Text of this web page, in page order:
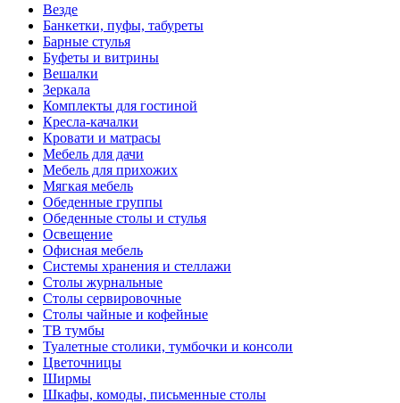
Везде
Банкетки, пуфы, табуреты
Барные стулья
Буфеты и витрины
Вешалки
Зеркала
Комплекты для гостиной
Кресла-качалки
Кровати и матрасы
Мебель для дачи
Мебель для прихожих
Мягкая мебель
Обеденные группы
Обеденные столы и стулья
Освещение
Офисная мебель
Системы хранения и стеллажи
Столы журнальные
Столы сервировочные
Столы чайные и кофейные
ТВ тумбы
Туалетные столики, тумбочки и консоли
Цветочницы
Ширмы
Шкафы, комоды, письменные столы